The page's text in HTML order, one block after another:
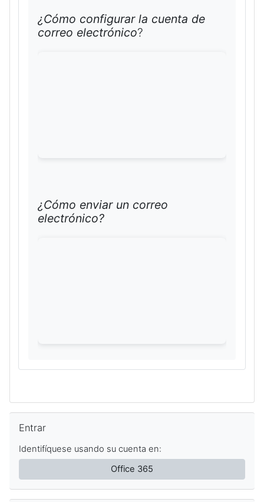
¿Cómo configurar la cuenta de
correo electrónico?
¿Cómo enviar un correo
electrónico?
Entrar
Identifíquese usando su cuenta en:
Office 365